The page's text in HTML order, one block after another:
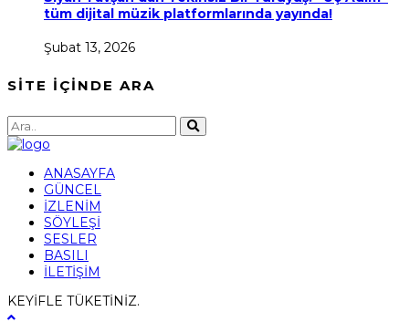
tüm dijital müzik platformlarında yayında!
Şubat 13, 2026
SİTE İÇİNDE ARA
ANASAYFA
GÜNCEL
İZLENİM
SÖYLEŞİ
SESLER
BASILI
İLETİŞİM
KEYİFLE TÜKETİNİZ.